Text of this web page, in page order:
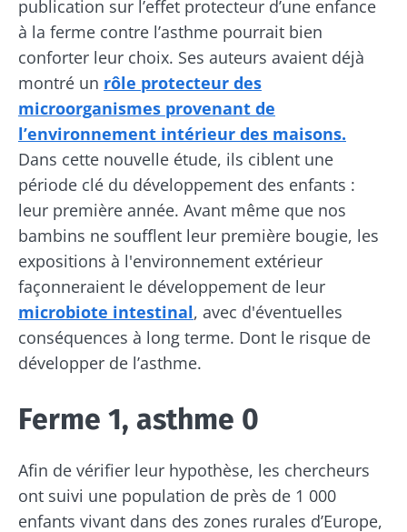
publication sur l’effet protecteur d’une enfance
à la ferme contre l’asthme pourrait bien
conforter leur choix. Ses auteurs avaient déjà
montré un rôle protecteur des
microorganismes provenant de
l’environnement intérieur des maisons.
Dans cette nouvelle étude, ils ciblent une
période clé du développement des enfants :
leur première année. Avant même que nos
bambins ne soufflent leur première bougie, les
expositions à l'environnement extérieur
façonneraient le développement de leur
microbiote intestinal, avec d'éventuelles
conséquences à long terme. Dont le risque de
développer de l’asthme.
Ferme 1, asthme 0
Afin de vérifier leur hypothèse, les chercheurs
ont suivi une population de près de 1 000
enfants vivant dans des zones rurales d’Europe,